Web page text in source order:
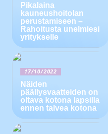
Pikalaina
kauneushoitolan
perustamiseen –
Rahoitusta unelmiesi
yritykselle
17/10/2022
Näiden
päällysvaatteiden on
oltava kotona lapsilla
ennen talvea kotona